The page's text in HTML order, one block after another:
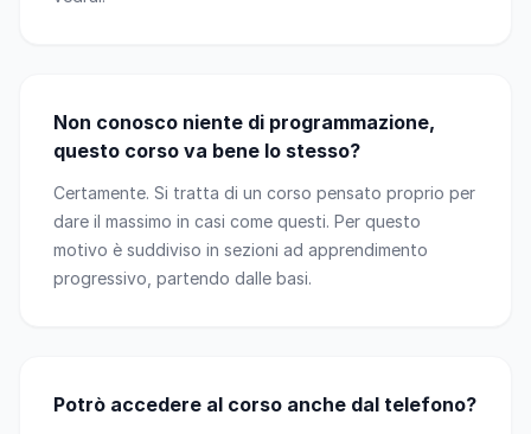
Non conosco niente di programmazione,
questo corso va bene lo stesso?
Certamente. Si tratta di un corso pensato proprio per
dare il massimo in casi come questi. Per questo
motivo è suddiviso in sezioni ad apprendimento
progressivo, partendo dalle basi.
Potrò accedere al corso anche dal telefono?